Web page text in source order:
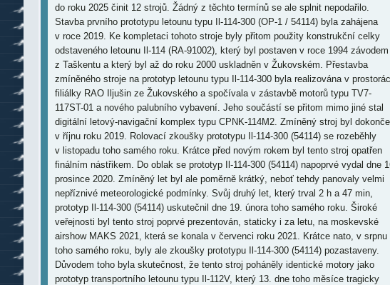
do roku 2025 činit 12 strojů. Žádný z těchto termínů se ale splnit nepodařilo.
Stavba prvního prototypu letounu typu Il-114-300 (OP-1 / 54114) byla zahájena
v roce 2019. Ke kompletaci tohoto stroje byly přitom použity konstrukční celky
odstaveného letounu Il-114 (RA-91002), který byl postaven v roce 1994 závodem
z Taškentu a který byl až do roku 2000 uskladněn v Žukovském. Přestavba
zmíněného stroje na prototyp letounu typu Il-114-300 byla realizována v
filiálky RAO Iljušin ze Žukovského a spočívala v zástavbě motorů typu TV7-
117ST-01 a nového palubního vybavení. Jeho součástí se přitom mimo jiné stal
digitální letový-navigační komplex typu CPNK-114M2. Zmíněný stroj byl
v říjnu roku 2019. Rolovací zkoušky prototypu Il-114-300 (54114) se rozeběhly
v listopadu toho samého roku. Krátce před novým rokem byl tento stroj opatřen
finálním nástřikem. Do oblak se prototyp Il-114-300 (54114) napoprvé vydal dne
prosince 2020. Zmíněný let byl ale poměrně krátký, neboť tehdy panovaly velmi
nepříznivé meteorologické podmínky. Svůj druhý let, který trval 2 h a 47 min,
prototyp Il-114-300 (54114) uskutečnil dne 19. února toho samého roku. Široké
veřejnosti byl tento stroj poprvé prezentován, staticky i za letu, na moskevské
airshow MAKS 2021, která se konala v červenci roku 2021. Krátce nato, v srpnu
toho samého roku, byly ale zkoušky prototypu Il-114-300 (54114) pozastaveny.
Důvodem toho byla skutečnost, že tento stroj poháněly identické motory jako
prototyp transportního letounu typu Il-112V, který 13. dne toho měsíce tragicky